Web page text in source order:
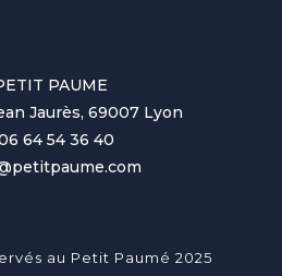
PAUME
Jaurès, 69007 Lyon
64 54 36 40
au Petit Paumé 2025